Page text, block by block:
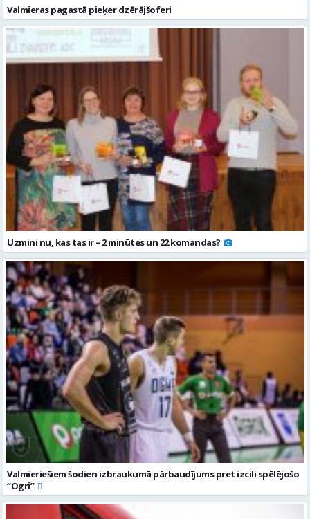
Valmieras pagastā pieķer dzērājšoferi
Uzmini nu, kas tas ir – 2 minūtes un 22 komandas?
Valmieriešiem šodien izbraukumā pārbaudījums pret izcili spēlējošo
“Ogri”